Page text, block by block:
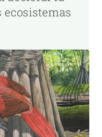
ecosistemas